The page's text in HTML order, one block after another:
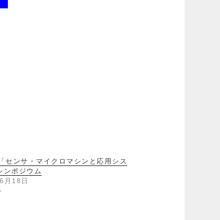
センサ・マイクロマシンと応用シス
ンポジウム
月18日